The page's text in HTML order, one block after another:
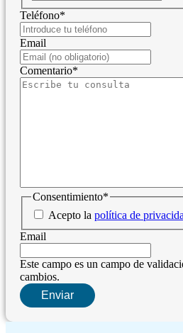
Teléfono*
Email
Comentario*
Consentimiento*
Acepto la política de
Email
Este campo es un campo de
cambios.